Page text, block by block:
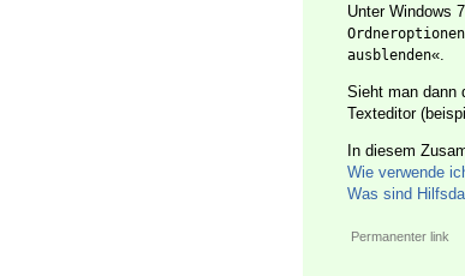
Unter Windows
Ordneroptionen
ausblenden«.
Sieht man dann
Texteditor
In diesem
Wie verwende
Was sind
Permanenter link